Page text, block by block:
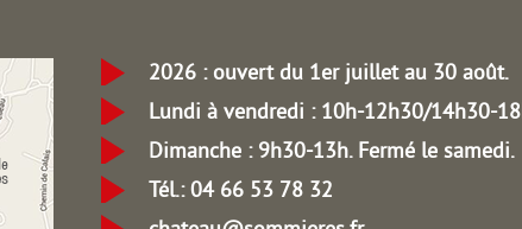
2026 : ouvert du 1er juillet au 30 août.
Lundi à vendredi : 10h-12h30/14h30-
Dimanche : 9h30-13h. Fermé le samedi.
Tél.: 04 66 53 78 32